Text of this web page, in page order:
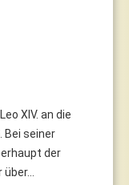
XIV. an die
Bei seiner
der